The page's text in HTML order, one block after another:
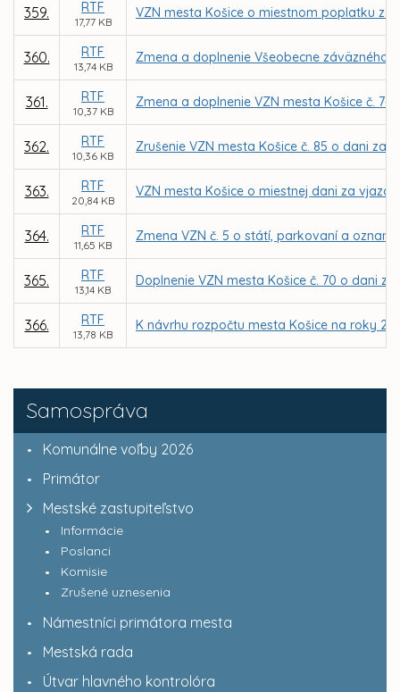
Samospráva
Komunálne voľby 2026
Primátor
Mestské zastupiteľstvo
Informácie
Poslanci
Komisie
Zrušené uznesenia
Námestníci primátora mesta
Mestská rada
Útvar hlavného kontrolóra
359. RTF
17,77 KB
VZN mesta Košice o miestnom poplatku
360. RTF
13,74 KB
Zmena a doplnenie Všeobecne záväzného
361. RTF
10,37 KB
Zmena a doplnenie VZN mesta Košice č.
362. RTF
10,36 KB
Zrušenie VZN mesta Košice č. 85 o dani
363. RTF
20,84 KB
VZN mesta Košice o miestnej dani za
364. RTF
11,65 KB
Zmena VZN č. 5 o státí, parkovaní a
365. RTF
13,14 KB
Doplnenie VZN mesta Košice č. 70 o dani
366. RTF
13,78 KB
K návrhu rozpočtu mesta Košice na roky